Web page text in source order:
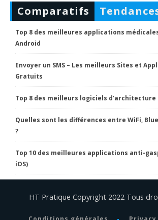
Comparatifs
Top 8 des meilleures applications
Android
Envoyer un SMS – Les meilleurs Sites et
Gratuits
Top 8 des meilleurs logiciels
Quelles sont les différences entre WiFi,
?
Top 10 des meilleures applications anti-
iOS)
HT Pratique Copyright 2022 Tous